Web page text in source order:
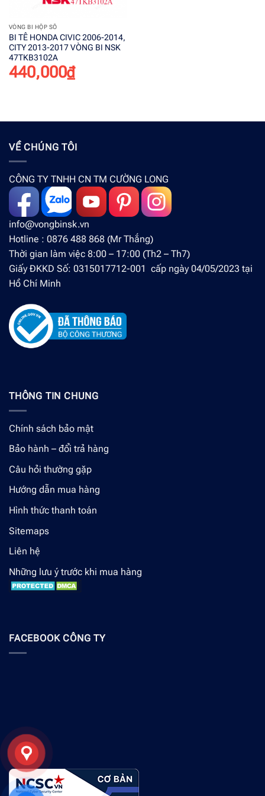
VÒNG BI HỘP SỐ
BI TÊ HONDA CIVIC 2006-2014,
CITY 2013-2017 VÒNG BI NSK
47TKB3102A
440,000₫
VỀ CHÚNG TÔI
CÔNG TY TNHH CN TM CƯỜNG LONG
info@vongbinsk.vn
Hotline : 0876 488 868 (Mr Thắng)
Thời gian làm việc 8:00 – 17:00 (Th2 – Th7)
Giấy ĐKKD Số: 0315017712-001 cấp ngày 04/05/2023 tại
Hồ Chí Minh
THÔNG TIN CHUNG
Chính sách bảo mật
Bảo hành – đổi trả hàng
Câu hỏi thường gặp
Hướng dẫn mua hàng
Hình thức thanh toán
Sitemaps
Liên hệ
Những lưu ý trước khi mua hàng
FACEBOOK CÔNG TY